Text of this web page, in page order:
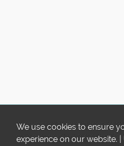
We use cookies to ensure
experience on our website. |